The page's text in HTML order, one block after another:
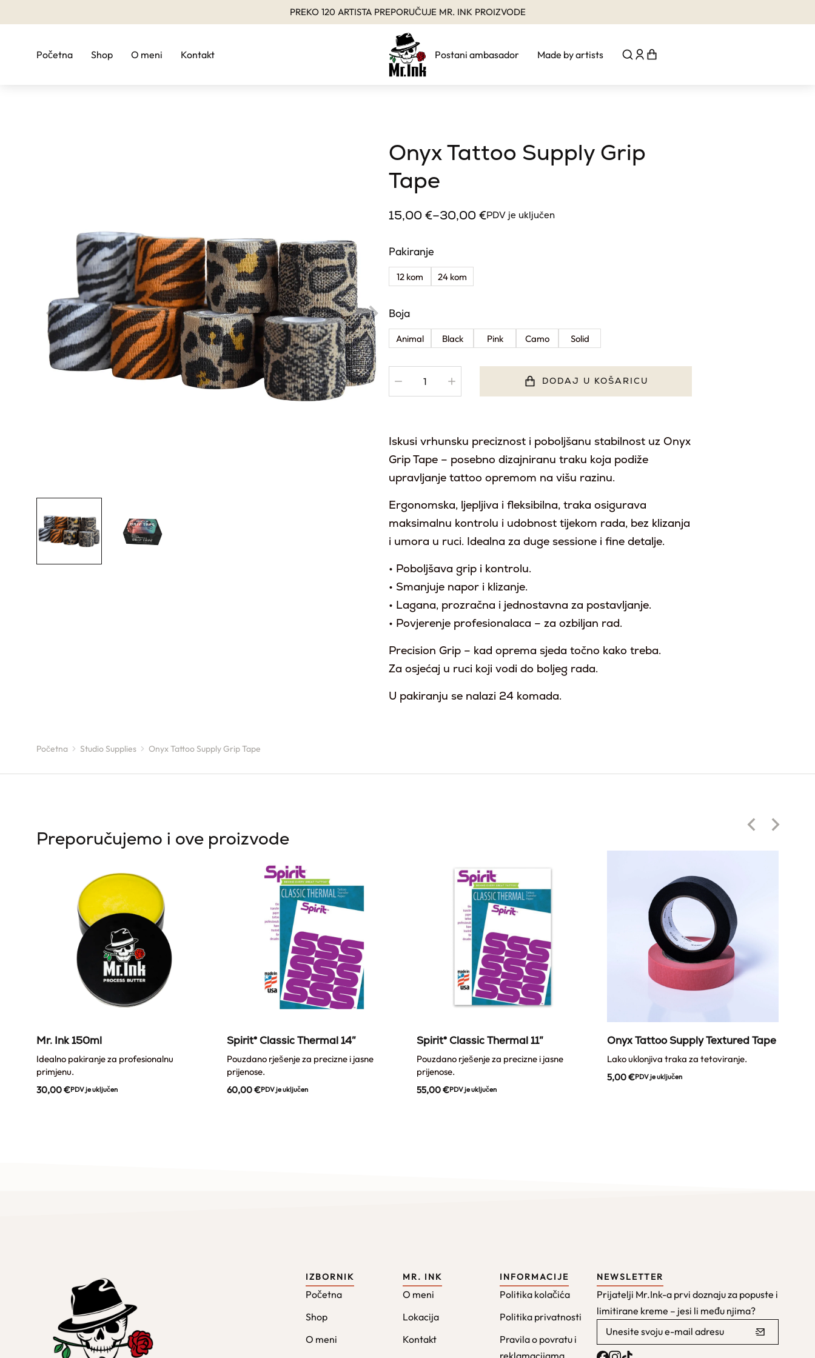
PREKO 120 ARTISTA PREPORUČUJE MR. INK PROIZVODE
Početna Shop O meni Kontakt Postani ambasador Made by artists
Onyx Tattoo Supply Grip
Tape
15,00€–30,00€PDV je uključen
Pakiranje
12 kom 24 kom
Boja
Animal Black Pink Camo Solid
DODAJ U KOŠARICU
Iskusi vrhunsku preciznost i poboljšanu stabilnost uz Onyx
Grip Tape – posebno dizajniranu traku koja podiže
upravljanje tattoo opremom na višu razinu.
Ergonomska, ljepljiva i fleksibilna, traka osigurava
maksimalnu kontrolu i udobnost tijekom rada, bez klizanja
i umora u ruci. Idealna za duge sessione i fine detalje.
• Poboljšava grip i kontrolu.
• Smanjuje napor i klizanje.
• Lagana, prozračna i jednostavna za postavljanje.
• Povjerenje profesionalaca – za ozbiljan rad.
Precision Grip – kad oprema sjeda točno kako treba.
Za osjećaj u ruci koji vodi do boljeg rada.
U pakiranju se nalazi 24 komada.
You are here:
Početna Studio Supplies Onyx Tattoo Supply Grip Tape
Preporučujemo i ove proizvode
Mr. Ink 150ml
Idealno pakiranje za profesionalnu
primjenu.
30,00€PDV je uključen
Spirit® Classic Thermal 14″
Pouzdano rješenje za precizne i jasne
prijenose.
60,00€PDV je uključen
Spirit® Classic Thermal 11″
Pouzdano rješenje za precizne i jasne
prijenose.
55,00€PDV je uključen
Onyx Tattoo Supply Textured Tape
Lako uklonjiva traka za tetoviranje.
5,00€PDV je uključen
IZBORNIK
Početna
Shop
O meni
MR. INK
O meni
Lokacija
Kontakt
INFORMACIJE
Politika kolačića
Politika privatnosti
Pravila o povratu i
reklamacijama
NEWSLETTER
Prijatelji Mr.Ink-a prvi doznaju za popuste i
limitirane kreme – jesi li među njima?